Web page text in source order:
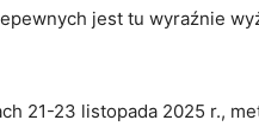
jest tu wyraźnie
21-23 listopada 2025 r.,